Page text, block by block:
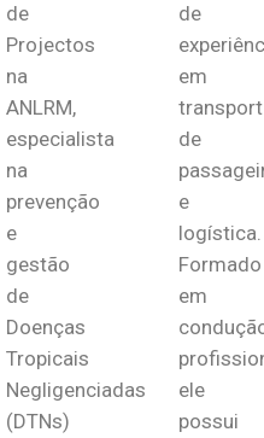
de
Projectos
na
ANLRM,
especialista
na
prevenção
e
gestão
de
Doenças
Tropicais
Negligenciadas
(DTNs)
de
em
de
e
logística.
Formado
em
ele
possui